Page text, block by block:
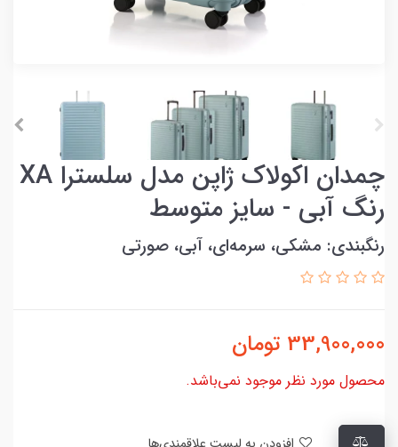
چمدان اکولاک ژاپن مدل سلسترا XA
رنگ آبی - سایز متوسط
رنگبندی: مشکی، سرمه‌ای، آبی، صورتی
33,900,000 تومان
محصول مورد نظر موجود نمی‌باشد.